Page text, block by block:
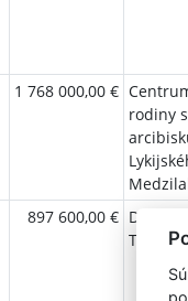
1 768 000,00 €
rodiny
897 600,00 € Detské
TEBA“,